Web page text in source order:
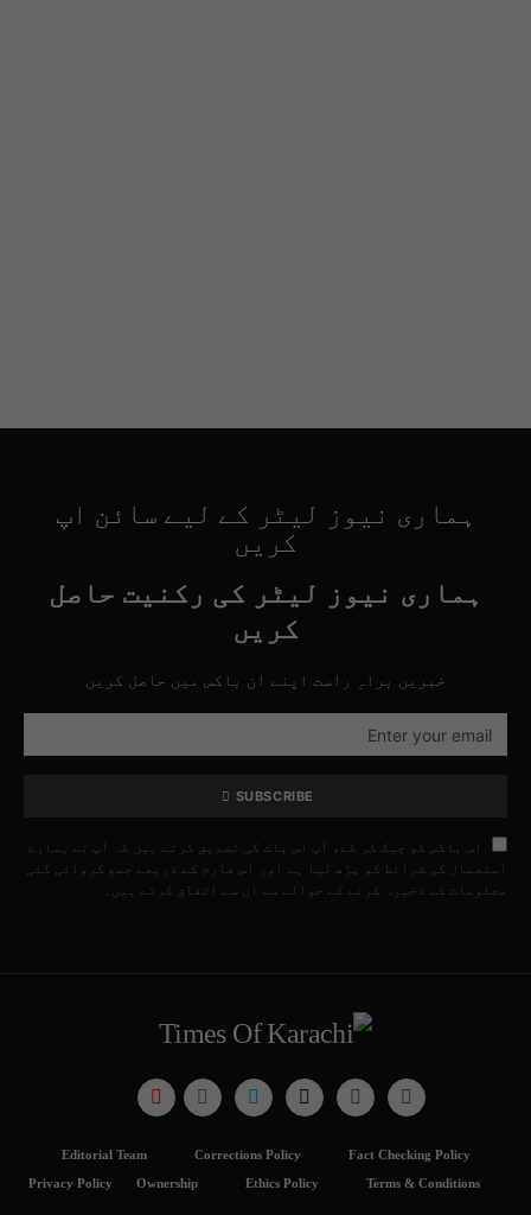
ہماری نیوز لیٹر کے لیے سائن اپ
کریں
ہماری نیوز لیٹر کی رکنیت حاصل
کریں
خبریں براہِ راست اپنے ان باکس میں حاصل کریں
SUBSCRIBE
اس باکس کو چیک کر کے، آپ اس بات کی تصدیق کرتے ہیں کہ آپ نے ہمارے
استعمال کی شرائط کو پڑھ لیا ہے اور اس فارم کے ذریعے جمع کروائی گئی
معلومات کے ذخیرہ کرنے کے حوالے سے ان سے اتفاق کرتے ہیں۔
Fact Checking Policy
Corrections Policy
Editorial Team
Terms & Conditions
Ethics Policy
Ownership
Privacy Policy